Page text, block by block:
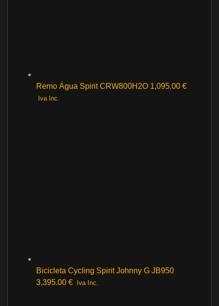
Remo Água Spirit CRW800H2O 1,095.00 €
Iva Inc.
Bicicleta Cycling Spirit Johnny G JB950
3,395.00 € Iva Inc.